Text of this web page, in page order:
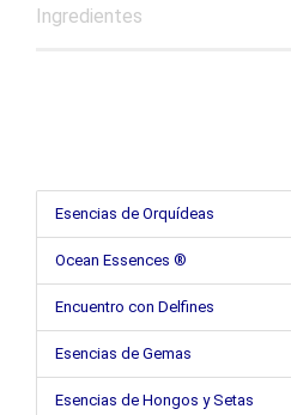
Ingredientes
Esencias de Orquídeas
Ocean Essences ®
Encuentro con Delfines
Esencias de Gemas
Esencias de Hongos y Setas